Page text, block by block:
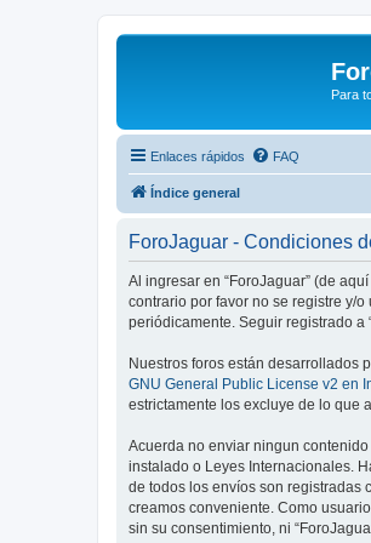
Para
Enlaces rápidos FAQ
Índice general
ForoJaguar - Condiciones
Al ingresar en “ForoJaguar” (de
contrario por favor no se registre y/
periódicamente. Seguir registrado a
Nuestros foros están desarrollados
GNU General Public License v2 en
estrictamente los excluye de lo que
Acuerda no enviar ningun
instalado o Leyes Internacionales.
de todos los envíos son registradas
creamos conveniente. Como
sin su consentimiento, ni